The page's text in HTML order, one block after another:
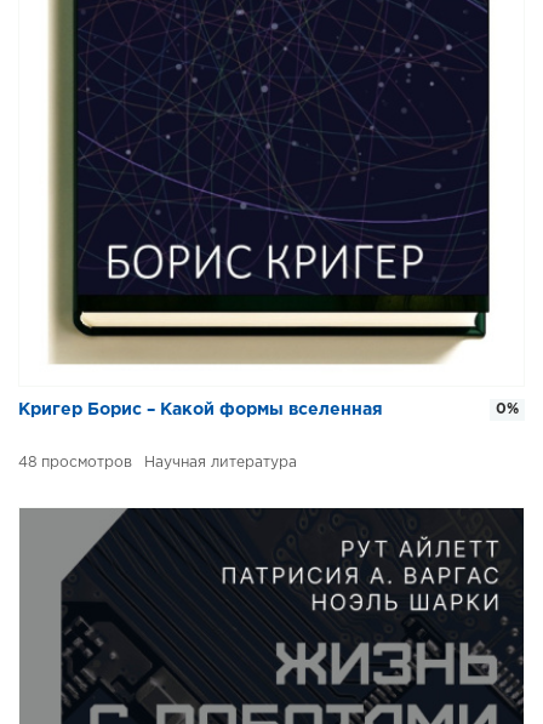
Кригер Борис – Какой формы вселенная
48 Научная литература
0%